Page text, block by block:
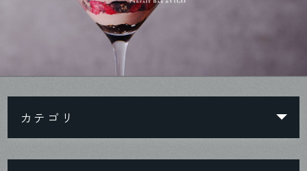
カテゴリ